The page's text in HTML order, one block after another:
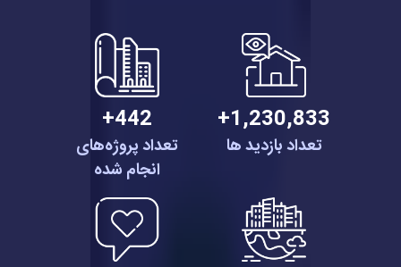
1,230,833+
تعداد بازدید ها
442+
تعداد پروژه‌های
انجام شده